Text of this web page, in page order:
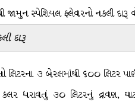
સ્પેશિયલ ફ્લેવરનો નકલી દારૂ
દારૂ
લિટરના ૩ બેરલમાંથી ૬૦૦ લિટર
ધરાવતું ૩૦ લિટરનું દ્રાવણ,